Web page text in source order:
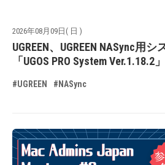
2026年08月09日( 日 )
UGREEN、UGREEN NASync用
「UGOS PRO System
#UGREEN #NASync